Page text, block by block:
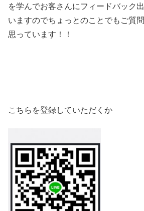
を学んでお客さんにフィードバック
いますのでちょっとのことでもご質
思っています！！
こちらを登録していただくか